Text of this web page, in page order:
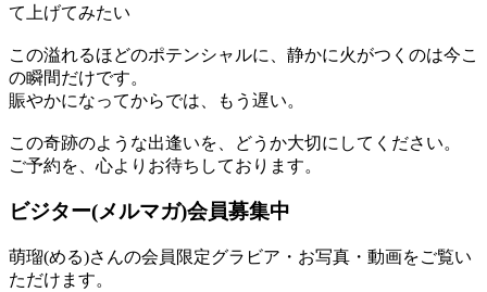
て上げてみたい
この溢れるほどのポテンシャルに、静かに火がつくのは今こ
の瞬間だけです。
賑やかになってからでは、もう遅い。
この奇跡のような出逢いを、どうか大切にしてください。
ご予約を、心よりお待ちしております。
ビジター(メルマガ)会員募集中
萌瑠(める)さんの会員限定グラビア・お写真・動画をご覧い
ただけます。